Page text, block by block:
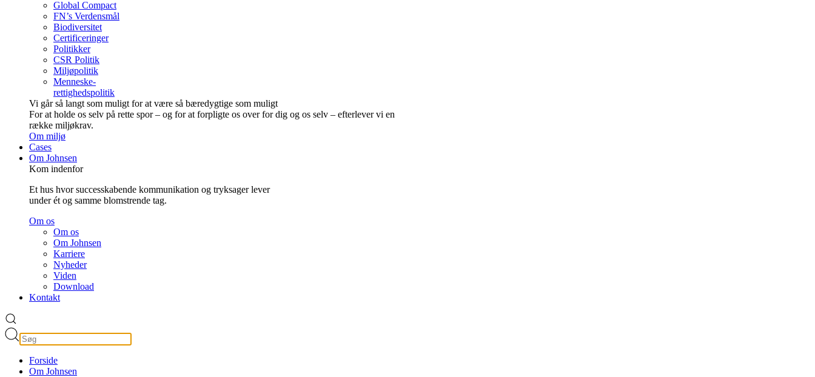
Global Compact
FN’s Verdensmål
Biodiversitet
Certificeringer
Politikker
CSR Politik
Miljøpolitik
Menneske-
rettighedspolitik
Vi går så langt som muligt for at være så bære­dygtige som muligt
For at holde os selv på rette spor – og for at forpligte os over for dig og os selv – efterlever vi en
række miljøkrav.
Om miljø
Cases
Om Johnsen
Kom indenfor
Et hus hvor successkabende kommunikation og tryksager lever
under ét og samme blomstrende tag.
Om os
Om os
Om Johnsen
Karriere
Nyheder
Viden
Download
Kontakt
Forside
Om Johnsen